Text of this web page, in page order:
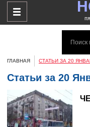
ГЛАВНАЯ СТАТЬИ ЗА 20
Статьи за 20